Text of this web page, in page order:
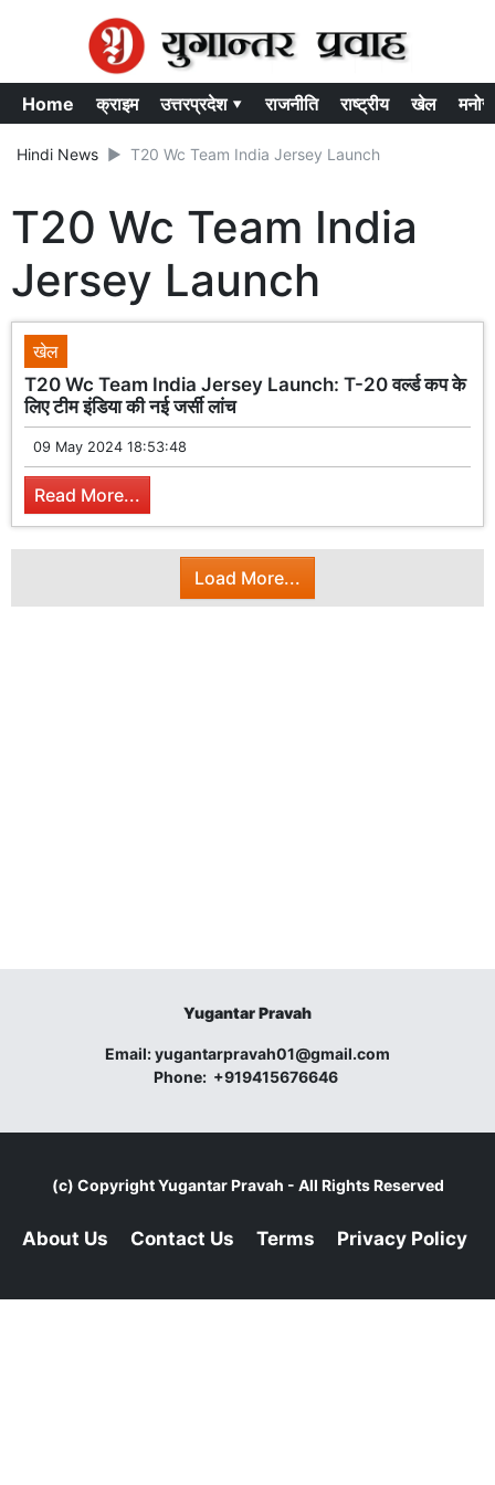
Home क्राइम उत्तरप्रदेश ▾ राजनीति राष्ट्रीय खेल
Hindi News T20 Wc Team India Jersey Launch
T20 Wc Team India
Jersey Launch
खेल
T20 Wc Team India Jersey Launch: T-20 वर्ल्ड कप के
लिए टीम इंडिया की नई जर्सी लांच
09 May 2024 18:53:48
Read More...
Load More...
Yugantar Pravah
Email:yugantarpravah01@gmail.com
Phone: +919415676646
(c) CopyrightYugantar Pravah - All Rights Reserved
About Us Contact Us Terms Privacy Policy